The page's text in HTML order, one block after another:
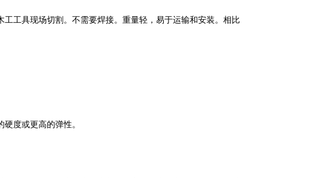
工具现场切割。不需要焊接。重量轻，易于运输和安装。相比
度或更高的弹性。